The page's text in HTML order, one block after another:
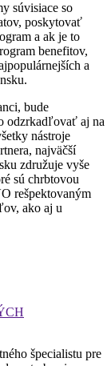
súvisiace so
poskytovať
a ak je to
benefitov,
a
bude
odzrkadľovať aj na
nástroje
najväčší
združuje vyše
sú chrbtovou
rešpektovaným
ako aj u
špecialistu pre